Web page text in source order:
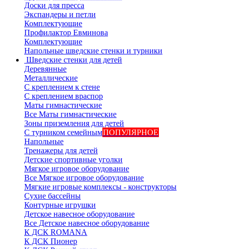
Доски для пресса
Экспандеры и петли
Комплектующие
Профилактор Евминова
Комплектующие
Напольные шведские стенки и турники
Шведские стенки для детей
Деревянные
Металлические
С креплением к стене
С креплением враспор
Маты гимнастические
Все Маты гимнастические
Зоны приземления для детей
С турником семейнымПОПУЛЯРНОЕ
Напольные
Тренажеры для детей
Детские спортивные уголки
Мягкое игровое оборудование
Все Мягкое игровое оборудование
Мягкие игровые комплексы - конструкторы
Сухие бассейны
Контурные игрушки
Детское навесное оборудование
Все Детское навесное оборудование
К ДСК ROMANA
К ДСК Пионер